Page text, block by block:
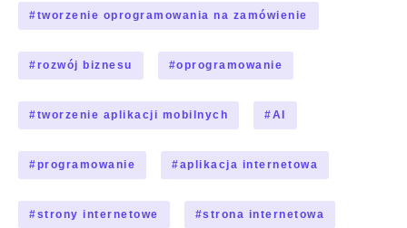
#tworzenie oprogramowania na zamówienie
#rozwój biznesu #oprogramowanie
#tworzenie aplikacji mobilnych #AI
#programowanie #aplikacja internetowa
#strony internetowe #strona internetowa